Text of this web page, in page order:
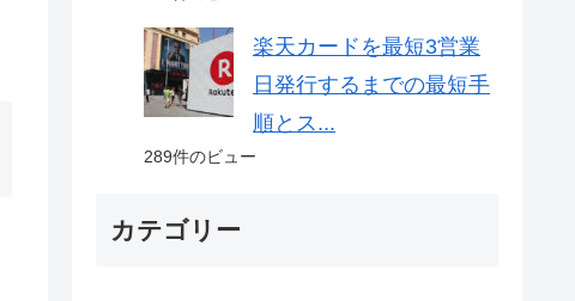
楽天カードを最短3営業
日発行するまでの最短手
順とス...
289件のビュー
カテゴリー